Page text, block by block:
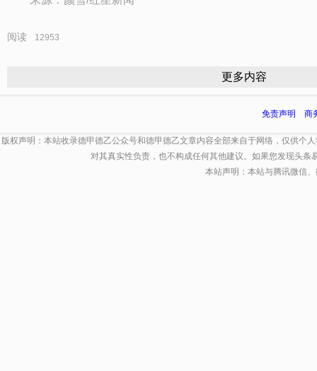
阅读 12953
更多内容
免责声明 商
版权声明：本站收录德甲德乙公众号和德甲德乙文章内容全部来自于网络，仅供个
对其真实性负责，也不构成任何其他建议。如果您发现头
本站声明：本站与腾讯微信